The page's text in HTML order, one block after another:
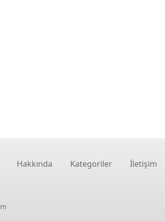
Hakkında Kategoriler İletişim